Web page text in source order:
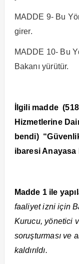
MADDE 9- Bu
girer.
MADDE 10- Bu
Bakanı yürütür.
İlgili madde
Hizmetlerine
bendi)
ibaresi Anayasa
Madde 1 ile
faaliyet izni için
Kurucu, yönetici
soruşturması ve
kaldırıldı.